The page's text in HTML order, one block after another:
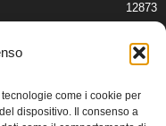
come i cookie per
dispositivo. Il consenso a
12873
2412